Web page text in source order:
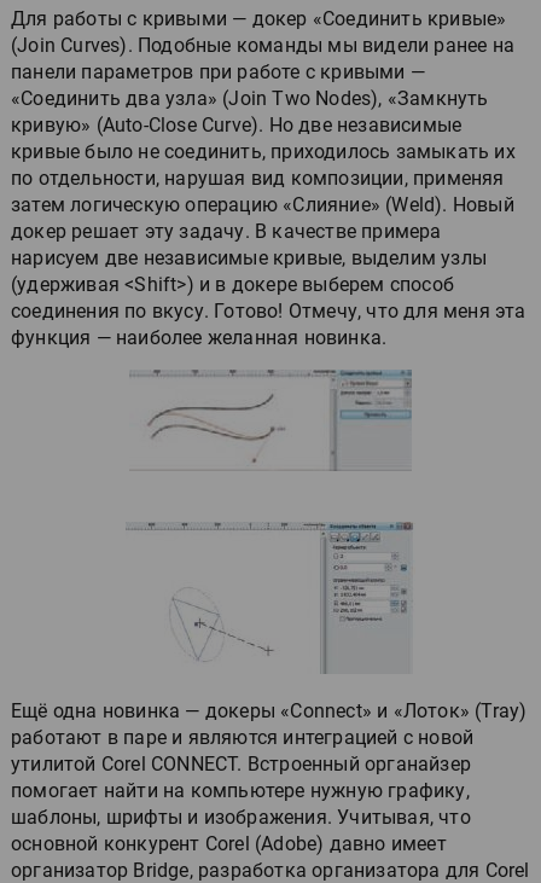
Для работы с кривыми — докер «Соединить кривые»
(Join Curves). Подобные команды мы видели ранее на
панели параметров при работе с кривыми —
«Соединить два узла» (Join Two Nodes), «Замкнуть
кривую» (Auto-Close Curve). Но две независимые
кривые было не соединить, приходилось замыкать их
по отдельности, нарушая вид композиции, применяя
затем логическую операцию «Слияние» (Weld). Новый
докер решает эту задачу. В качестве примера
нарисуем две независимые кривые, выделим узлы
(удерживая <Shift>) и в докере выберем способ
соединения по вкусу. Готово! Отмечу, что для меня эта
функция — наиболее желанная новинка.
Ещё одна новинка — докеры «Connect» и «Лоток» (Tray)
работают в паре и являются интеграцией с новой
утилитой Corel CONNECT. Встроенный органайзер
помогает найти на компьютере нужную графику,
шаблоны, шрифты и изображения. Учитывая, что
основной конкурент Corel (Adobe) давно имеет
организатор Bridge, разработка организатора для Corel